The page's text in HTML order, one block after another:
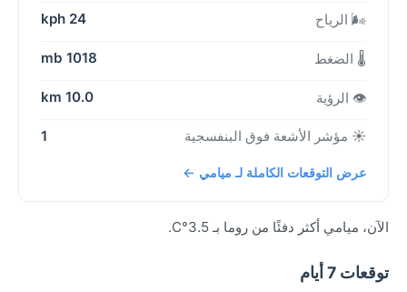
🌬️ الرياح
24 kph
🌡️ الضغط 1018 mb
👁️ الرؤية 10.0 km
☀️ مؤشر الأشعة فوق البنفسجية 1
عرض التوقعات الكاملة لـ ميامي ←
الآن، ميامي أكثر دفئًا من روما بـ 3.5°C.
توقعات 7 أيام